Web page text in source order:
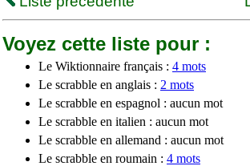
Voyez cette liste pour :
Le Wiktionnaire français : 4 mots
Le scrabble en anglais : 2 mots
Le scrabble en espagnol : aucun mot
Le scrabble en italien : aucun mot
Le scrabble en allemand : aucun mot
Le scrabble en roumain : 4 mots